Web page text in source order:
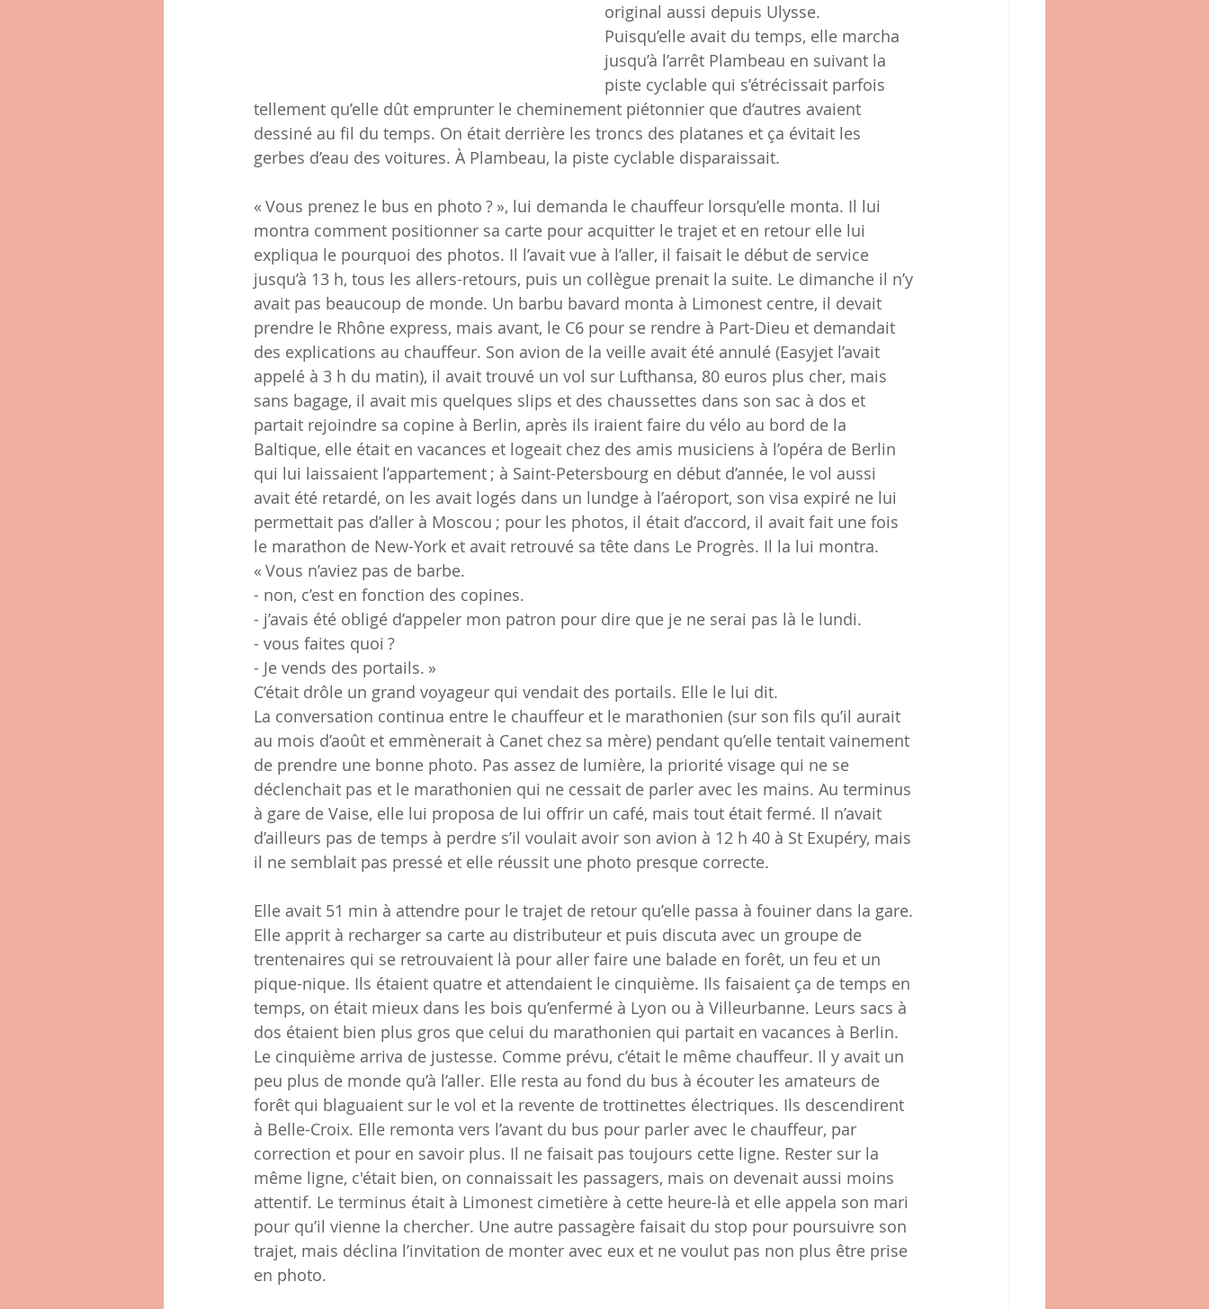
original aussi depuis Ulysse.
Puisqu’elle avait du temps, elle marcha
jusqu’à l’arrêt Plambeau en suivant la
piste cyclable qui s’étrécissait parfois
tellement qu’elle dût emprunter le cheminement piétonnier que d’autres avaient
dessiné au fil du temps. On était derrière les troncs des platanes et ça évitait les
gerbes d’eau des voitures. À Plambeau, la piste cyclable disparaissait.
« Vous prenez le bus en photo ? », lui demanda le chauffeur lorsqu’elle monta. Il lui
montra comment positionner sa carte pour acquitter le trajet et en retour elle lui
expliqua le pourquoi des photos. Il l’avait vue à l’aller, il faisait le début de service
jusqu’à 13 h, tous les allers-retours, puis un collègue prenait la suite. Le dimanche il n’y
avait pas beaucoup de monde. Un barbu bavard monta à Limonest centre, il devait
prendre le Rhône express, mais avant, le C6 pour se rendre à Part-Dieu et demandait
des explications au chauffeur. Son avion de la veille avait été annulé (Easyjet l’avait
appelé à 3 h du matin), il avait trouvé un vol sur Lufthansa, 80 euros plus cher, mais
sans bagage, il avait mis quelques slips et des chaussettes dans son sac à dos et
partait rejoindre sa copine à Berlin, après ils iraient faire du vélo au bord de la
Baltique, elle était en vacances et logeait chez des amis musiciens à l’opéra de Berlin
qui lui laissaient l’appartement ; à Saint-Petersbourg en début d’année, le vol aussi
avait été retardé, on les avait logés dans un lundge à l’aéroport, son visa expiré ne lui
permettait pas d’aller à Moscou ; pour les photos, il était d’accord, il avait fait une fois
le marathon de New-York et avait retrouvé sa tête dans Le Progrès. Il la lui montra.
« Vous n’aviez pas de barbe.
- non, c’est en fonction des copines.
- j’avais été obligé d’appeler mon patron pour dire que je ne serai pas là le lundi.
- vous faites quoi ?
- Je vends des portails. »
C’était drôle un grand voyageur qui vendait des portails. Elle le lui dit.
La conversation continua entre le chauffeur et le marathonien (sur son fils qu’il aurait
au mois d’août et emmènerait à Canet chez sa mère) pendant qu’elle tentait vainement
de prendre une bonne photo. Pas assez de lumière, la priorité visage qui ne se
déclenchait pas et le marathonien qui ne cessait de parler avec les mains. Au terminus
à gare de Vaise, elle lui proposa de lui offrir un café, mais tout était fermé. Il n’avait
d’ailleurs pas de temps à perdre s’il voulait avoir son avion à 12 h 40 à St Exupéry, mais
il ne semblait pas pressé et elle réussit une photo presque correcte.
Elle avait 51 min à attendre pour le trajet de retour qu’elle passa à fouiner dans la gare.
Elle apprit à recharger sa carte au distributeur et puis discuta avec un groupe de
trentenaires qui se retrouvaient là pour aller faire une balade en forêt, un feu et un
pique-nique. Ils étaient quatre et attendaient le cinquième. Ils faisaient ça de temps en
temps, on était mieux dans les bois qu’enfermé à Lyon ou à Villeurbanne. Leurs sacs à
dos étaient bien plus gros que celui du marathonien qui partait en vacances à Berlin.
Le cinquième arriva de justesse. Comme prévu, c’était le même chauffeur. Il y avait un
peu plus de monde qu’à l’aller. Elle resta au fond du bus à écouter les amateurs de
forêt qui blaguaient sur le vol et la revente de trottinettes électriques. Ils descendirent
à Belle-Croix. Elle remonta vers l’avant du bus pour parler avec le chauffeur, par
correction et pour en savoir plus. Il ne faisait pas toujours cette ligne. Rester sur la
même ligne, c'était bien, on connaissait les passagers, mais on devenait aussi moins
attentif. Le terminus était à Limonest cimetière à cette heure-là et elle appela son mari
pour qu’il vienne la chercher. Une autre passagère faisait du stop pour poursuivre son
trajet, mais déclina l’invitation de monter avec eux et ne voulut pas non plus être prise
en photo.